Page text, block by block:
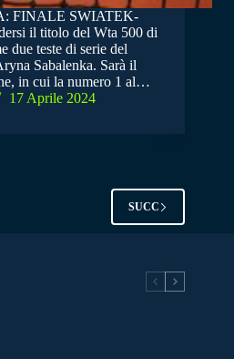
FINALE SWIATEK-
il titolo del Wta 500 di
due teste di serie del
Sabalenka. Sarà il
in cui la numero 1 al…
17 Aprile 2024
SUCC